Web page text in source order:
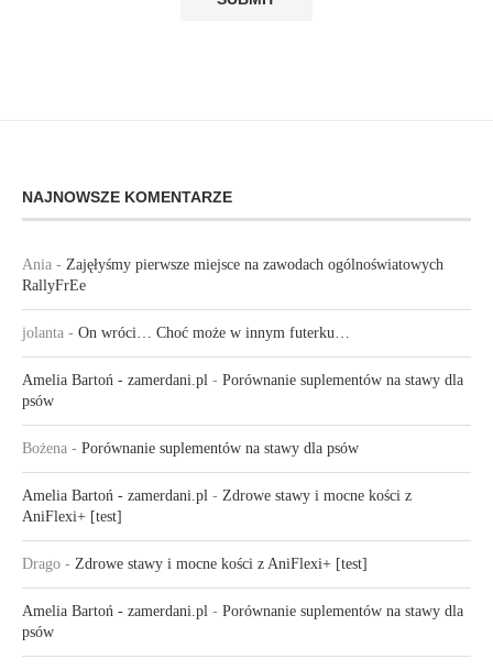
NAJNOWSZE KOMENTARZE
Ania - Zajęłyśmy pierwsze miejsce na zawodach ogólnoświatowych
RallyFrEe
jolanta - On wróci… Choć może w innym futerku…
Amelia Bartoń - zamerdani.pl - Porównanie suplementów na stawy dla
psów
Bożena - Porównanie suplementów na stawy dla psów
Amelia Bartoń - zamerdani.pl - Zdrowe stawy i mocne kości z
AniFlexi+ [test]
Drago - Zdrowe stawy i mocne kości z AniFlexi+ [test]
Amelia Bartoń - zamerdani.pl - Porównanie suplementów na stawy dla
psów